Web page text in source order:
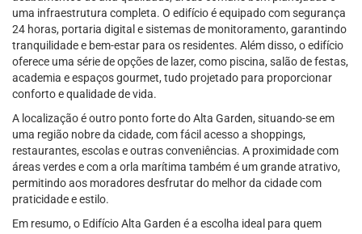
uma infraestrutura completa. O edifício é equipado com segurança
24 horas, portaria digital e sistemas de monitoramento, garantindo
tranquilidade e bem-estar para os residentes. Além disso, o edifício
oferece uma série de opções de lazer, como piscina, salão de festas,
academia e espaços gourmet, tudo projetado para proporcionar
conforto e qualidade de vida.
A localização é outro ponto forte do Alta Garden, situando-se em
uma região nobre da cidade, com fácil acesso a shoppings,
restaurantes, escolas e outras conveniências. A proximidade com
áreas verdes e com a orla marítima também é um grande atrativo,
permitindo aos moradores desfrutar do melhor da cidade com
praticidade e estilo.
Em resumo, o Edifício Alta Garden é a escolha ideal para quem